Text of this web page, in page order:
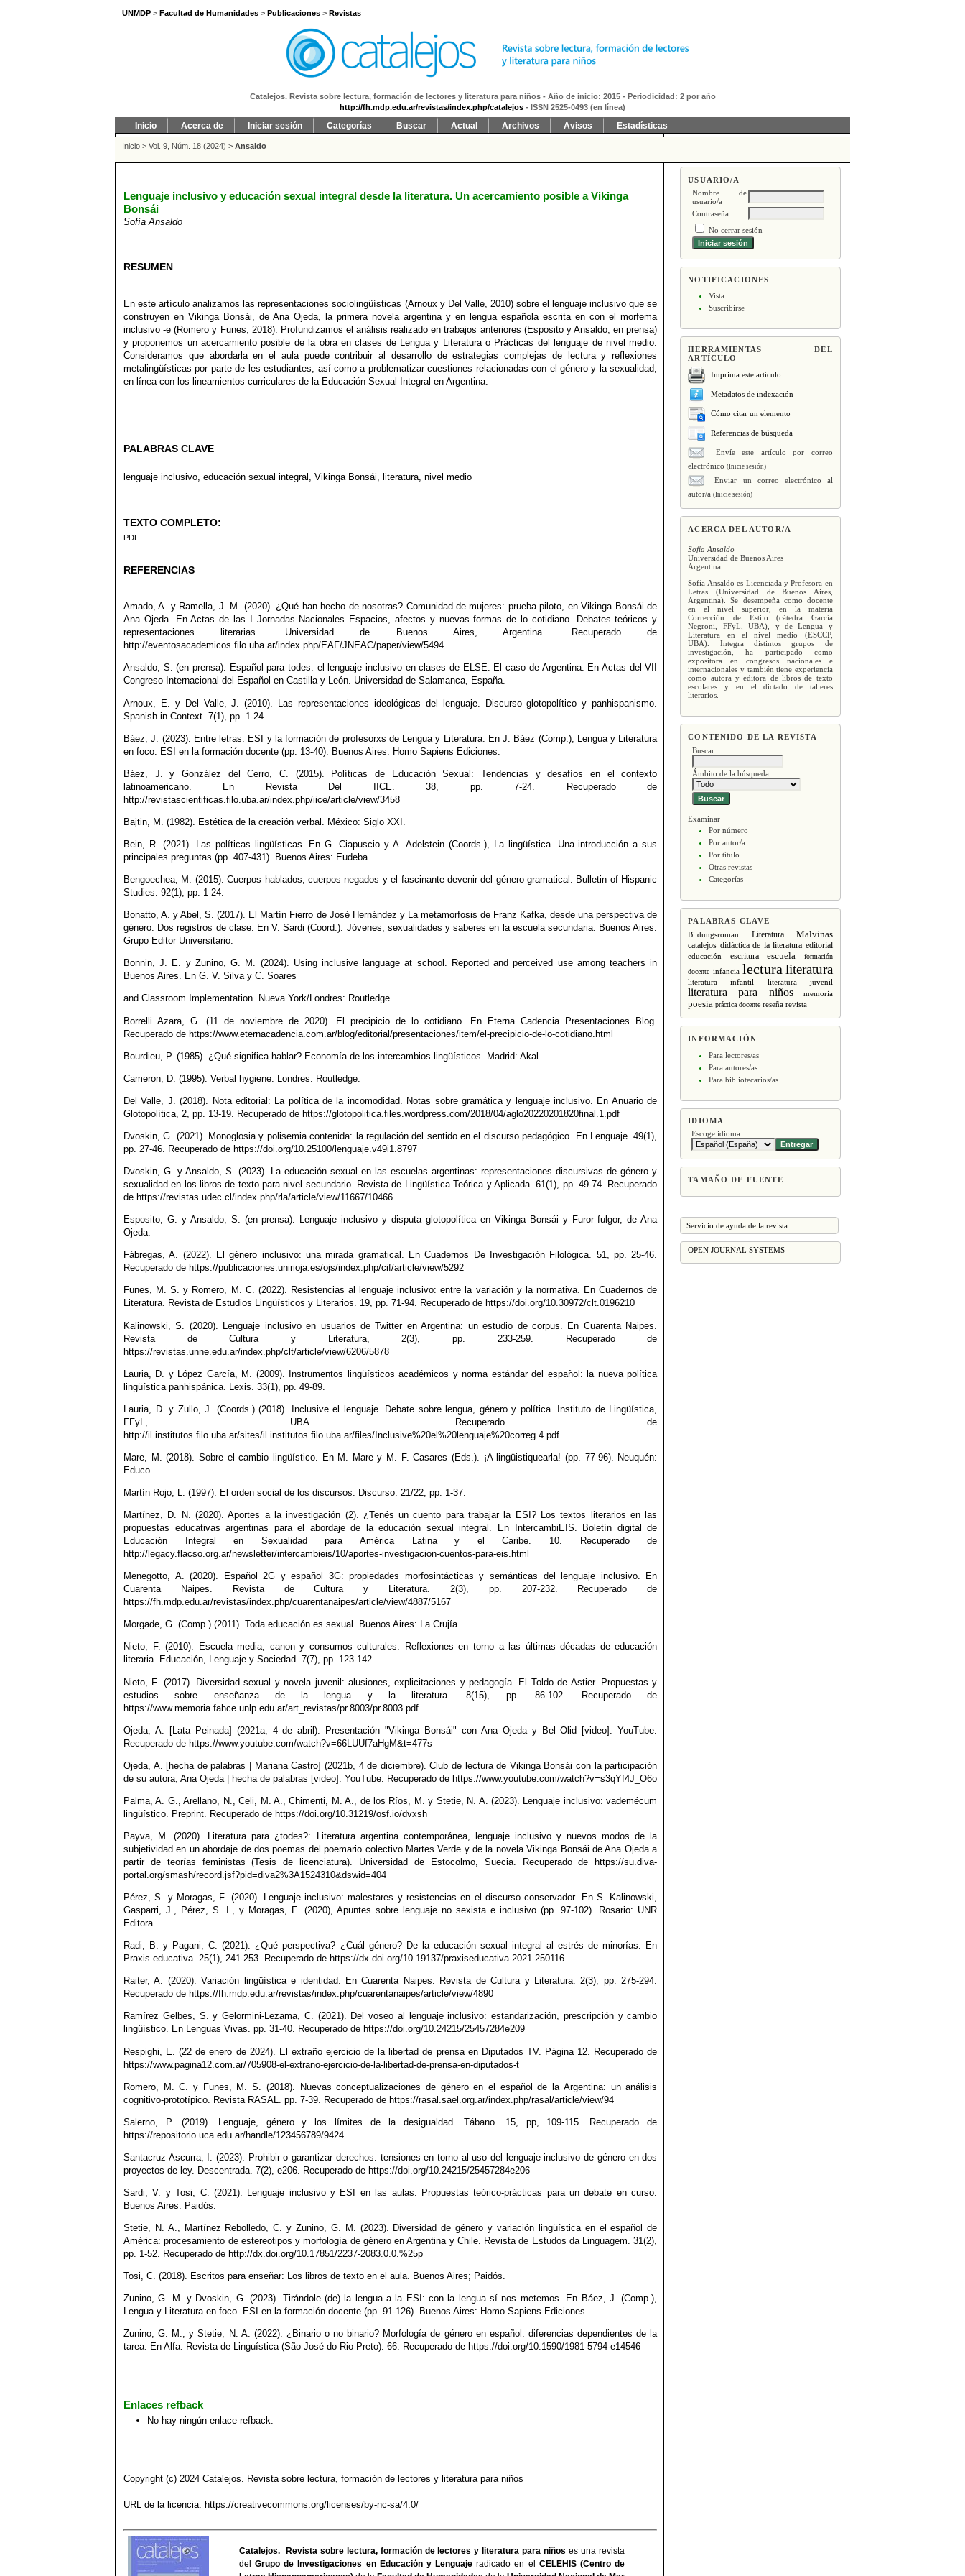
UNMDP > Facultad de Humanidades > Publicaciones > Revistas
Catalejos. Revista sobre lectura, formación de lectores y literatura para niños - Año de inicio: 2015 - Periodicidad: 2 por año
http://fh.mdp.edu.ar/revistas/index.php/catalejos - ISSN 2525-0493 (en línea)
USUARIO/A
Nombre de
usuario/a
Contraseña
No cerrar sesión
NOTIFICACIONES
Vista
Suscribirse
HERRAMIENTAS DEL
ARTÍCULO
Imprima este artículo
Metadatos de indexación
Cómo citar un elemento
Referencias de búsqueda
Envíe este artículo por correo
electrónico(Inicie sesión)
Enviar un correo electrónico al
autor/a(Inicie sesión)
ACERCA DEL AUTOR/A
Sofía Ansaldo
Universidad de Buenos Aires
Argentina
Sofía Ansaldo es Licenciada y Profesora en
Letras (Universidad de Buenos Aires,
Argentina). Se desempeña como docente
en el nivel superior, en la materia
Corrección de Estilo (cátedra García
Negroni, FFyL, UBA), y de Lengua y
Literatura en el nivel medio (ESCCP,
UBA). Integra distintos grupos de
investigación, ha participado como
expositora en congresos nacionales e
internacionales y también tiene experiencia
como autora y editora de libros de texto
escolares y en el dictado de talleres
literarios.
CONTENIDO DE LA REVISTA
Buscar
Ámbito de la búsqueda
Examinar
Por número
Por autor/a
Por título
Otras revistas
Categorías
PALABRAS CLAVE
Bildungsroman Literatura Malvinas
catalejos didáctica de la literatura editorial
educación escritura escuela
formación
docente infancia lectura literatura
literatura infantil literatura juvenil
literatura para niños memoria
poesía práctica docente reseña revista
INFORMACIÓN
Para lectores/as
Para autores/as
Para bibliotecarios/as
IDIOMA
Escoge idioma
TAMAÑO DE FUENTE
Servicio de ayuda de la revista
OPEN JOURNAL SYSTEMS
Inicio Acerca de Iniciar sesión Categorías Buscar Actual Archivos Avisos Estadísticas
Inicio > Vol. 9, Núm. 18 (2024) > Ansaldo
Lenguaje inclusivo y educación sexual integral desde la literatura. Un acercamiento posible a Vikinga
Bonsái
Sofía Ansaldo
RESUMEN
En este artículo analizamos las representaciones sociolingüísticas (Arnoux y Del Valle, 2010) sobre el lenguaje inclusivo que se
construyen en Vikinga Bonsái, de Ana Ojeda, la primera novela argentina y en lengua española escrita en con el morfema
inclusivo -e (Romero y Funes, 2018). Profundizamos el análisis realizado en trabajos anteriores (Esposito y Ansaldo, en prensa)
y proponemos un acercamiento posible de la obra en clases de Lengua y Literatura o Prácticas del lenguaje de nivel medio.
Consideramos que abordarla en el aula puede contribuir al desarrollo de estrategias complejas de lectura y reflexiones
metalingüísticas por parte de les estudiantes, así como a problematizar cuestiones relacionadas con el género y la sexualidad,
en línea con los lineamientos curriculares de la Educación Sexual Integral en Argentina.
PALABRAS CLAVE
lenguaje inclusivo, educación sexual integral, Vikinga Bonsái, literatura, nivel medio
TEXTO COMPLETO:
PDF
REFERENCIAS
Amado, A. y Ramella, J. M. (2020). ¿Qué han hecho de nosotras? Comunidad de mujeres: prueba piloto, en Vikinga Bonsái de
Ana Ojeda. En Actas de las I Jornadas Nacionales Espacios, afectos y nuevas formas de lo cotidiano. Debates teóricos y
representaciones literarias. Universidad de Buenos Aires, Argentina. Recuperado de
http://eventosacademicos.filo.uba.ar/index.php/EAF/JNEAC/paper/view/5494
Ansaldo, S. (en prensa). Español para todes: el lenguaje inclusivo en clases de ELSE. El caso de Argentina. En Actas del VII
Congreso Internacional del Español en Castilla y León. Universidad de Salamanca, España.
Arnoux, E. y Del Valle, J. (2010). Las representaciones ideológicas del lenguaje. Discurso glotopolítico y panhispanismo.
Spanish in Context. 7(1), pp. 1-24.
Báez, J. (2023). Entre letras: ESI y la formación de profesorxs de Lengua y Literatura. En J. Báez (Comp.), Lengua y Literatura
en foco. ESI en la formación docente (pp. 13-40). Buenos Aires: Homo Sapiens Ediciones.
Báez, J. y González del Cerro, C. (2015). Políticas de Educación Sexual: Tendencias y desafíos en el contexto
latinoamericano. En Revista Del IICE. 38, pp. 7-24. Recuperado de
http://revistascientificas.filo.uba.ar/index.php/iice/article/view/3458
Bajtin, M. (1982). Estética de la creación verbal. México: Siglo XXI.
Bein, R. (2021). Las políticas lingüísticas. En G. Ciapuscio y A. Adelstein (Coords.), La lingüística. Una introducción a sus
principales preguntas (pp. 407-431). Buenos Aires: Eudeba.
Bengoechea, M. (2015). Cuerpos hablados, cuerpos negados y el fascinante devenir del género gramatical. Bulletin of Hispanic
Studies. 92(1), pp. 1-24.
Bonatto, A. y Abel, S. (2017). El Martín Fierro de José Hernández y La metamorfosis de Franz Kafka, desde una perspectiva de
género. Dos registros de clase. En V. Sardi (Coord.). Jóvenes, sexualidades y saberes en la escuela secundaria. Buenos Aires:
Grupo Editor Universitario.
Bonnin, J. E. y Zunino, G. M. (2024). Using inclusive language at school. Reported and perceived use among teachers in
Buenos Aires. En G. V. Silva y C. Soares
and Classroom Implementation. Nueva York/Londres: Routledge.
Borrelli Azara, G. (11 de noviembre de 2020). El precipicio de lo cotidiano. En Eterna Cadencia Presentaciones Blog.
Recuperado de https://www.eternacadencia.com.ar/blog/editorial/presentaciones/item/el-precipicio-de-lo-cotidiano.html
Bourdieu, P. (1985). ¿Qué significa hablar? Economía de los intercambios lingüísticos. Madrid: Akal.
Cameron, D. (1995). Verbal hygiene. Londres: Routledge.
Del Valle, J. (2018). Nota editorial: La política de la incomodidad. Notas sobre gramática y lenguaje inclusivo. En Anuario de
Glotopolítica, 2, pp. 13-19. Recuperado de https://glotopolitica.files.wordpress.com/2018/04/aglo20220201820final.1.pdf
Dvoskin, G. (2021). Monoglosia y polisemia contenida: la regulación del sentido en el discurso pedagógico. En Lenguaje. 49(1),
pp. 27-46. Recuperado de https://doi.org/10.25100/lenguaje.v49i1.8797
Dvoskin, G. y Ansaldo, S. (2023). La educación sexual en las escuelas argentinas: representaciones discursivas de género y
sexualidad en los libros de texto para nivel secundario. Revista de Lingüística Teórica y Aplicada. 61(1), pp. 49-74. Recuperado
de https://revistas.udec.cl/index.php/rla/article/view/11667/10466
Esposito, G. y Ansaldo, S. (en prensa). Lenguaje inclusivo y disputa glotopolítica en Vikinga Bonsái y Furor fulgor, de Ana
Ojeda.
Fábregas, A. (2022). El género inclusivo: una mirada gramatical. En Cuadernos De Investigación Filológica. 51, pp. 25-46.
Recuperado de https://publicaciones.unirioja.es/ojs/index.php/cif/article/view/5292
Funes, M. S. y Romero, M. C. (2022). Resistencias al lenguaje inclusivo: entre la variación y la normativa. En Cuadernos de
Literatura. Revista de Estudios Lingüísticos y Literarios. 19, pp. 71-94. Recuperado de https://doi.org/10.30972/clt.0196210
Kalinowski, S. (2020). Lenguaje inclusivo en usuarios de Twitter en Argentina: un estudio de corpus. En Cuarenta Naipes.
Revista de Cultura y Literatura, 2(3), pp. 233-259. Recuperado de
https://revistas.unne.edu.ar/index.php/clt/article/view/6206/5878
Lauria, D. y López García, M. (2009). Instrumentos lingüísticos académicos y norma estándar del español: la nueva política
lingüística panhispánica. Lexis. 33(1), pp. 49-89.
Lauria, D. y Zullo, J. (Coords.) (2018). Inclusive el lenguaje. Debate sobre lengua, género y política. Instituto de Lingüística,
FFyL, UBA. Recuperado de
http://il.institutos.filo.uba.ar/sites/il.institutos.filo.uba.ar/files/Inclusive%20el%20lenguaje%20correg.4.pdf
Mare, M. (2018). Sobre el cambio lingüístico. En M. Mare y M. F. Casares (Eds.). ¡A lingüistiquearla! (pp. 77-96). Neuquén:
Educo.
Martín Rojo, L. (1997). El orden social de los discursos. Discurso. 21/22, pp. 1-37.
Martínez, D. N. (2020). Aportes a la investigación (2). ¿Tenés un cuento para trabajar la ESI? Los textos literarios en las
propuestas educativas argentinas para el abordaje de la educación sexual integral. En IntercambiEIS. Boletín digital de
Educación Integral en Sexualidad para América Latina y el Caribe. 10. Recuperado de
http://legacy.flacso.org.ar/newsletter/intercambieis/10/aportes-investigacion-cuentos-para-eis.html
Menegotto, A. (2020). Español 2G y español 3G: propiedades morfosintácticas y semánticas del lenguaje inclusivo. En
Cuarenta Naipes. Revista de Cultura y Literatura. 2(3), pp. 207-232. Recuperado de
https://fh.mdp.edu.ar/revistas/index.php/cuarentanaipes/article/view/4887/5167
Morgade, G. (Comp.) (2011). Toda educación es sexual. Buenos Aires: La Crujía.
Nieto, F. (2010). Escuela media, canon y consumos culturales. Reflexiones en torno a las últimas décadas de educación
literaria. Educación, Lenguaje y Sociedad. 7(7), pp. 123-142.
Nieto, F. (2017). Diversidad sexual y novela juvenil: alusiones, explicitaciones y pedagogía. El Toldo de Astier. Propuestas y
estudios sobre enseñanza de la lengua y la literatura. 8(15), pp. 86-102. Recuperado de
https://www.memoria.fahce.unlp.edu.ar/art_revistas/pr.8003/pr.8003.pdf
Ojeda, A. [Lata Peinada] (2021a, 4 de abril). Presentación "Vikinga Bonsái" con Ana Ojeda y Bel Olid [video]. YouTube.
Recuperado de https://www.youtube.com/watch?v=66LUUf7aHgM&t=477s
Ojeda, A. [hecha de palabras | Mariana Castro] (2021b, 4 de diciembre). Club de lectura de Vikinga Bonsái con la participación
de su autora, Ana Ojeda | hecha de palabras [video]. YouTube. Recuperado de https://www.youtube.com/watch?v=s3qYf4J_O6o
Palma, A. G., Arellano, N., Celi, M. A., Chimenti, M. A., de los Ríos, M. y Stetie, N. A. (2023). Lenguaje inclusivo: vademécum
lingüístico. Preprint. Recuperado de https://doi.org/10.31219/osf.io/dvxsh
Payva, M. (2020). Literatura para ¿todes?: Literatura argentina contemporánea, lenguaje inclusivo y nuevos modos de la
subjetividad en un abordaje de dos poemas del poemario colectivo Martes Verde y de la novela Vikinga Bonsái de Ana Ojeda a
partir de teorías feministas (Tesis de licenciatura). Universidad de Estocolmo, Suecia. Recuperado de https://su.diva-
portal.org/smash/record.jsf?pid=diva2%3A1524310&dswid=404
Pérez, S. y Moragas, F. (2020). Lenguaje inclusivo: malestares y resistencias en el discurso conservador. En S. Kalinowski,
Gasparri, J., Pérez, S. I., y Moragas, F. (2020), Apuntes sobre lenguaje no sexista e inclusivo (pp. 97-102). Rosario: UNR
Editora.
Radi, B. y Pagani, C. (2021). ¿Qué perspectiva? ¿Cuál género? De la educación sexual integral al estrés de minorías. En
Praxis educativa. 25(1), 241-253. Recuperado de https://dx.doi.org/10.19137/praxiseducativa-2021-250116
Raiter, A. (2020). Variación lingüística e identidad. En Cuarenta Naipes. Revista de Cultura y Literatura. 2(3), pp. 275-294.
Recuperado de https://fh.mdp.edu.ar/revistas/index.php/cuarentanaipes/article/view/4890
Ramírez Gelbes, S. y Gelormini-Lezama, C. (2021). Del voseo al lenguaje inclusivo: estandarización, prescripción y cambio
lingüístico. En Lenguas Vivas. pp. 31-40. Recuperado de https://doi.org/10.24215/25457284e209
Respighi, E. (22 de enero de 2024). El extraño ejercicio de la libertad de prensa en Diputados TV. Página 12. Recuperado de
https://www.pagina12.com.ar/705908-el-extrano-ejercicio-de-la-libertad-de-prensa-en-diputados-t
Romero, M. C. y Funes, M. S. (2018). Nuevas conceptualizaciones de género en el español de la Argentina: un análisis
cognitivo-prototípico. Revista RASAL. pp. 7-39. Recuperado de https://rasal.sael.org.ar/index.php/rasal/article/view/94
Salerno, P. (2019). Lenguaje, género y los límites de la desigualdad. Tábano. 15, pp, 109-115. Recuperado de
https://repositorio.uca.edu.ar/handle/123456789/9424
Santacruz Ascurra, I. (2023). Prohibir o garantizar derechos: tensiones en torno al uso del lenguaje inclusivo de género en dos
proyectos de ley. Descentrada. 7(2), e206. Recuperado de https://doi.org/10.24215/25457284e206
Sardi, V. y Tosi, C. (2021). Lenguaje inclusivo y ESI en las aulas. Propuestas teórico-prácticas para un debate en curso.
Buenos Aires: Paidós.
Stetie, N. A., Martínez Rebolledo, C. y Zunino, G. M. (2023). Diversidad de género y variación lingüística en el español de
América: procesamiento de estereotipos y morfología de género en Argentina y Chile. Revista de Estudos da Linguagem. 31(2),
pp. 1-52. Recuperado de http://dx.doi.org/10.17851/2237-2083.0.0.%25p
Tosi, C. (2018). Escritos para enseñar: Los libros de texto en el aula. Buenos Aires; Paidós.
Zunino, G. M. y Dvoskin, G. (2023). Tirándole (de) la lengua a la ESI: con la lengua sí nos metemos. En Báez, J. (Comp.),
Lengua y Literatura en foco. ESI en la formación docente (pp. 91-126). Buenos Aires: Homo Sapiens Ediciones.
Zunino, G. M., y Stetie, N. A. (2022). ¿Binario o no binario? Morfología de género en español: diferencias dependientes de la
tarea. En Alfa: Revista de Linguística (São José do Rio Preto). 66. Recuperado de https://doi.org/10.1590/1981-5794-e14546
Enlaces refback
No hay ningún enlace refback.
Copyright (c) 2024 Catalejos. Revista sobre lectura, formación de lectores y literatura para niños
URL de la licencia: https://creativecommons.org/licenses/by-nc-sa/4.0/
Catalejos. Revista sobre lectura, formación de lectores y literatura para niños es una revista
del
Grupo de Investigaciones en Educación y Lenguaje radicado en el CELEHIS (Centro de